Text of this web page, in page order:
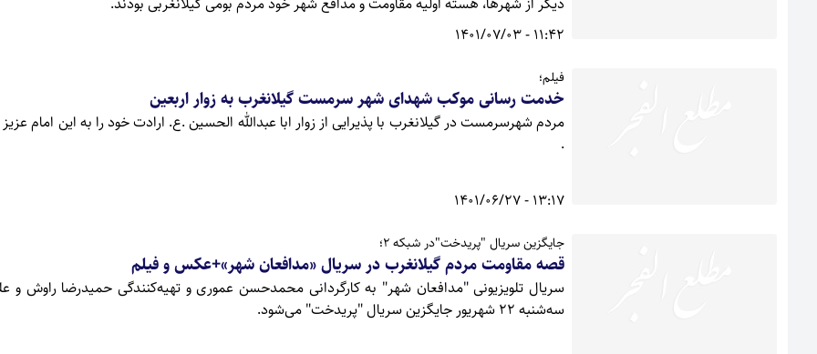
11:42 - 1401/07/03
فیلم؛
خدمت رسانی موکب شهدای شهر سرمست گیلانغرب به زوار اربعین
مردم شهرسرمست در گیلانغرب با پذیرایی از زوار ابا عبدالله الحسین .ع. ارادت خود را به این امام
.
13:17 - 1401/06/27
جایگزین سریال "پریدخت"در شبکه 2؛
قصه مقاومت مردم گیلانغرب در سریال «مدافعان شهر»+عکس و فیلم
سریال تلویزیونی "مدافعان شهر" به کارگردانی محمدحسن عموری و تهیه‌کنندگی حمیدرضا راوش و
سه‌شنبه ۲۲ شهریور جایگزین سریال "پریدخت" می‌شود.